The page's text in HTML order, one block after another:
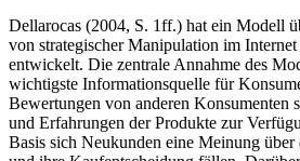
Dellarocas (2004, S. 1ff.) hat ein Modell
von strategischer Manipulation im Internet
entwickelt. Die zentrale Annahme des
wichtigste Informationsquelle für
Bewertungen von anderen Konsumenten
und Erfahrungen der Produkte zur
Basis sich Neukunden eine Meinung